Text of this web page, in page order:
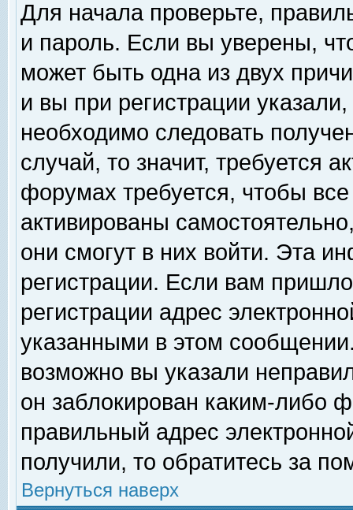
Для начала проверьте,
и пароль. Если вы уверены,
может быть одна из двух
и вы при регистрации
необходимо следовать
случай, то значит, требуется
форумах требуется, чтобы
активированы
они смогут в них войти. Эта
регистрации. Если вам
регистрации адрес
указанными в этом
возможно вы указали
он заблокирован каким-либо
правильный адрес
получили, то обратитесь за
Вернуться наверх